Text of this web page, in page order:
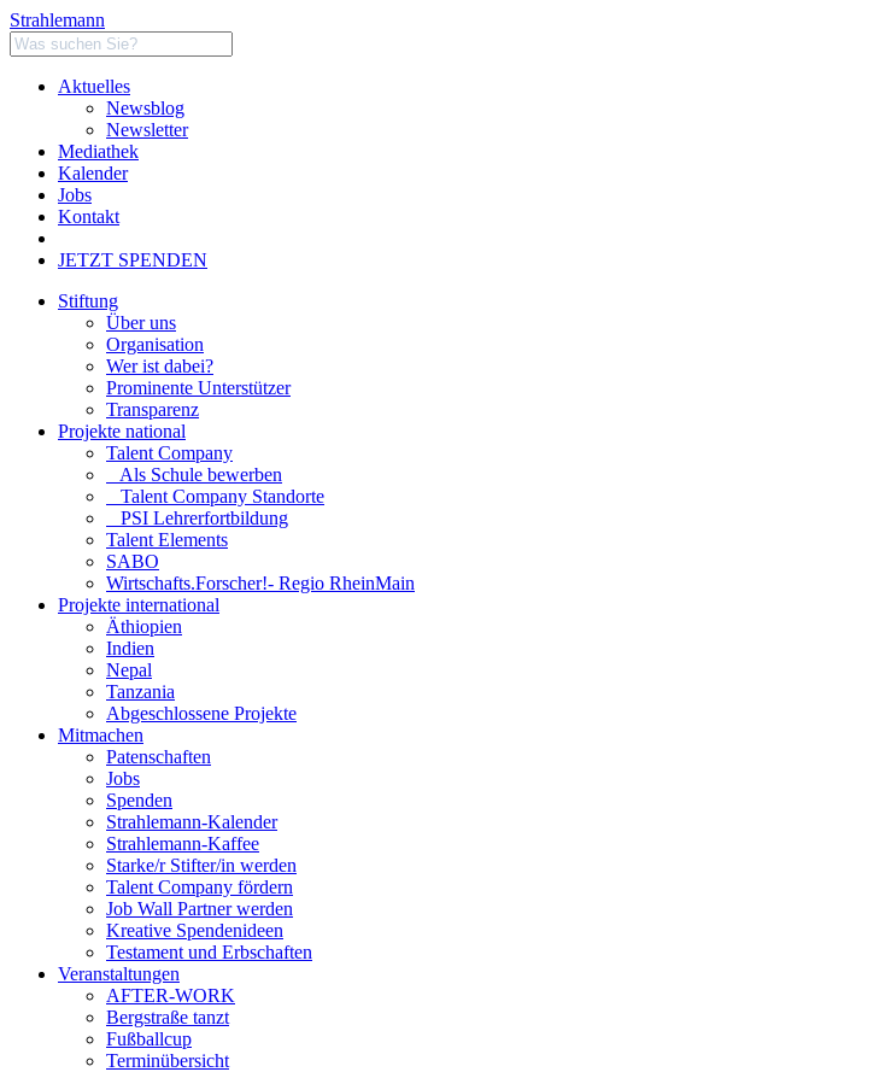
Strahlemann
Aktuelles
Newsblog
Newsletter
Mediathek
Kalender
Jobs
Kontakt
JETZT SPENDEN
Stiftung
Über uns
Organisation
Wer ist dabei?
Prominente Unterstützer
Transparenz
Projekte national
Talent Company
Als Schule bewerben
Talent Company Standorte
PSI Lehrerfortbildung
Talent Elements
SABO
Wirtschafts.Forscher!- Regio RheinMain
Projekte international
Äthiopien
Indien
Nepal
Tanzania
Abgeschlossene Projekte
Mitmachen
Patenschaften
Jobs
Spenden
Strahlemann-Kalender
Strahlemann-Kaffee
Starke/r Stifter/in werden
Talent Company fördern
Job Wall Partner werden
Kreative Spendenideen
Testament und Erbschaften
Veranstaltungen
AFTER-WORK
Bergstraße tanzt
Fußballcup
Terminübersicht